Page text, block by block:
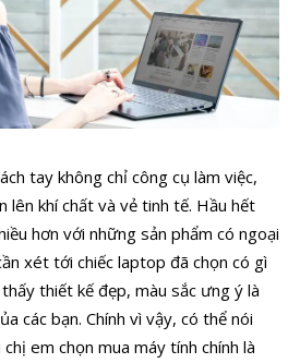
tay không chỉ công cụ làm việc,
lên khí chất và vẻ tinh tế. Hầu hết
hơn với những sản phẩm có ngoại
xét tới chiếc laptop đã chọn có gì
thiết kế đẹp, màu sắc ưng ý là
các bạn. Chính vì vậy, có thể nói
em chọn mua máy tính chính là